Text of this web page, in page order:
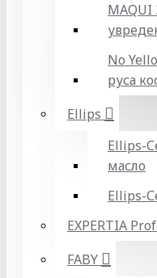
MAQUI
No
руса
Ellips
Ellips-
масло
Ellips-
EXPERTIA
FABY